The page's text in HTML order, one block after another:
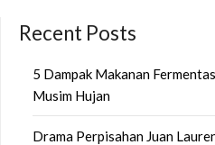
Recent Posts
5 Dampak Makanan
Musim Hujan
Drama Perpisahan Juan